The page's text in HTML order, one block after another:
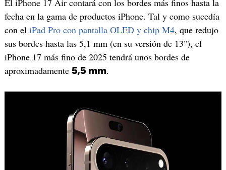
El iPhone 17 Air contará con los bordes más finos hasta la
fecha en la gama de productos iPhone. Tal y como sucedía
con el iPad Pro con pantalla OLED y chip M4, que redujo
sus bordes hasta las 5,1 mm (en su versión de 13"), el
iPhone 17 más fino de 2025 tendrá unos bordes de
aproximadamente 5,5 mm.